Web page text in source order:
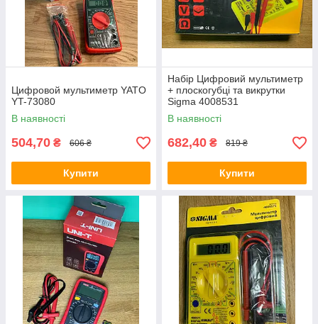
Цифровой мультиметр YATO
YT-73080
В наявності
504,70 ₴ 606 ₴
Купити
Набір Цифровий мультиметр
+ плоскогубці та викрутки
Sigma 4008531
В наявності
682,40 ₴ 819 ₴
Купити